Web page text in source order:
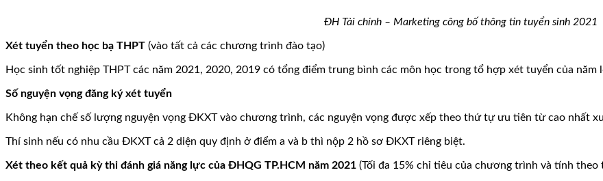
ĐH Tài chính – Marketing công bố thông tin tuyển sinh 2021
Xét tuyển theo học bạ THPT (vào tất cả các chương trình đào tạo)
Học sinh tốt nghiệp THPT các năm 2021, 2020, 2019 có tổng điểm trung bình các môn học trong tổ hợp xét tuyển của
Số nguyện vọng đăng ký xét tuyển
Không hạn chế số lượng nguyện vọng ĐKXT vào chương trình, các nguyện vọng được xếp theo thứ tự ưu tiên từ cao nhất
Thí sinh nếu có nhu cầu ĐKXT cả 2 diện quy định ở điểm a và b thì nộp 2 hồ sơ ĐKXT riêng biệt.
Xét theo kết quả kỳ thi đánh giá năng lực của ĐHQG TP.HCM năm 2021 (Tối đa 15% chỉ tiêu của chương trình và tính theo